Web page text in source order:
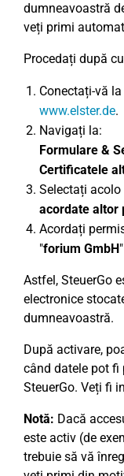
dumneavoastră
veți primi
Procedați după
Conectați-vă
www.elster.de.
Navigați la:
Formulare &
Certificatele
Selectați acolo
acordate altor
Acordați
"forium GmbH
Astfel, SteuerGo
electronice
dumneavoastră.
După activare,
când datele pot fi
SteuerGo. Veți fi
Notă: Dacă
este activ (de
trebuie să vă